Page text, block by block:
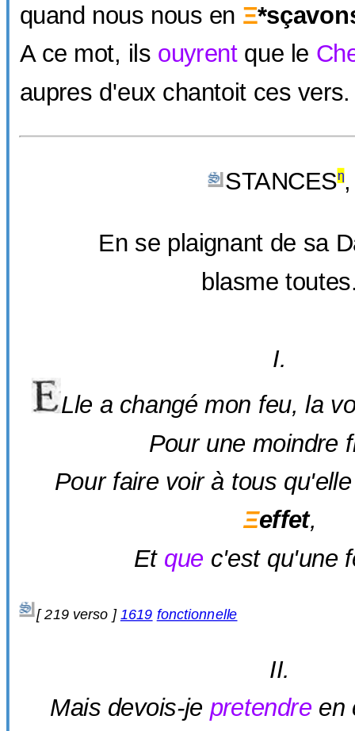
quand nous nous en Ξ
A ce mot, ils ouyrentque le
aupres d'eux chantoit ces vers.
STANCESη,
En se plaignant de sa
blasme
I.
Lle a changé mon feu, la
Pour une moindre
Pour faire voir à tous
Ξeffet,
Et que c'est qu'une
[ 219 verso ]1619 fonctionnelle
II.
Mais devois-je pretendre en